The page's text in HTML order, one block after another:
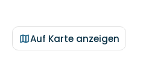
Auf Karte anzeigen